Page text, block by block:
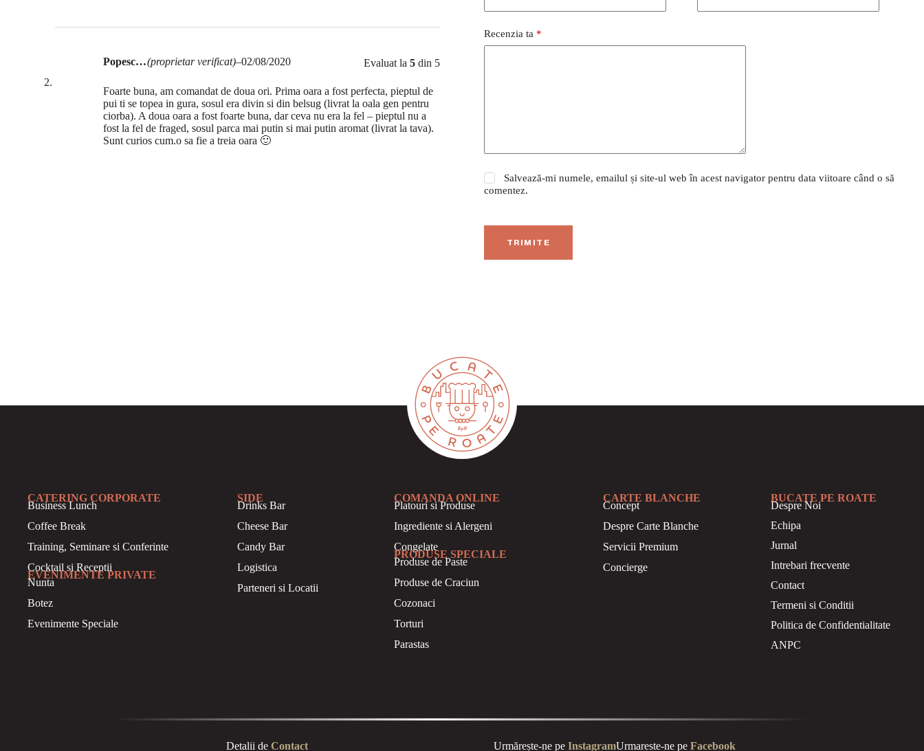
Evaluat la5 din 5
Popescu Radu Iulian(proprietar verificat)–02/08/2020
Foarte buna, am comandat de doua ori. Prima oara a fost perfecta, pieptul de
pui ti se topea in gura, sosul era divin si din belsug (livrat la oala gen pentru
ciorba). A doua oara a fost foarte buna, dar ceva nu era la fel – pieptul nu a
fost la fel de fraged, sosul parca mai putin si mai putin aromat (livrat la tava).
Sunt curios cum.o sa fie a treia oara 🙂
Recenzia ta *
Salvează-mi numele, emailul și site-ul web în acest navigator pentru data viitoare când o să
comentez.
TRIMITE
CATERING CORPORATE
BusinessLunch
Coffee Break
Training, Seminare si Conferinte
Cocktail si Receptii
EVENIMENTE PRIVATE
Nunta
Botez
Evenimente Speciale
SIDE
Drinks Bar
Cheese Bar
Candy Bar
Logistica
Parteneri si Locatii
COMANDA ONLINE
Platouri si Produse
Ingrediente si Alergeni
Congelate
PRODUSE SPECIALE
Produse de Paste
Produse de Craciun
Cozonaci
Torturi
Parastas
CARTE BLANCHE
Concept
Despre Carte Blanche
Servicii Premium
Concierge
BUCATE PE ROATE
Despre Noi
Echipa
Jurnal
Intrebari frecvente
Contact
Termeni si Conditii
Politica de Confidentialitate
ANPC
Detalii de Contact Urmărește-ne pe InstagramUrmareste-ne pe Facebook